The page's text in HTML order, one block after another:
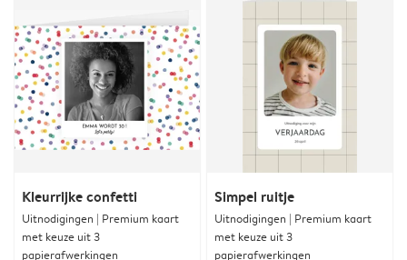
Kleurrijke confetti
Uitnodigingen | Premium kaart
met keuze uit 3
papierafwerkingen
Simpel ruitje
Uitnodigingen | Premium kaart
met keuze uit 3
papierafwerkingen